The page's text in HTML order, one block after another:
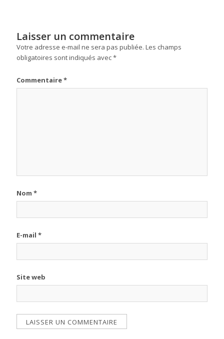
Laisser un commentaire
Votre adresse e-mail ne sera pas publiée. Les champs
obligatoires sont indiqués avec*
Commentaire*
Nom*
E-mail*
Site web